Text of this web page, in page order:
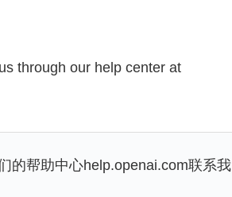
through our help center at
的帮助中心help.openai.com联系我